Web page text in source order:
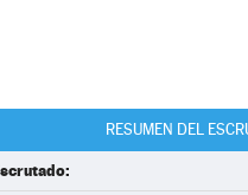
RESUMEN DEL